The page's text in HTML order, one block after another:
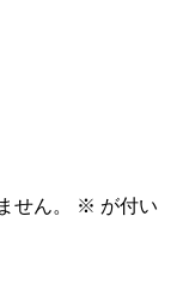
せん。 ※ が付い